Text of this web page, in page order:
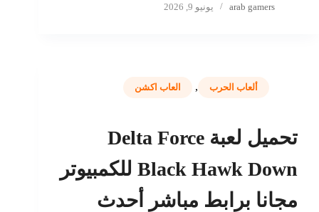
arab gamers يونيو 9, 2026
ألعاب الحرب , العاب اكشن
تحميل لعبة Delta Force
Black Hawk Down للكمبيوتر
مجانا برابط مباشر أحدث